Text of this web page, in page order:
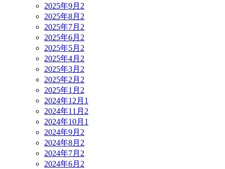
2025年9月 2
2025年8月 2
2025年7月 2
2025年6月 2
2025年5月 2
2025年4月 2
2025年3月 2
2025年2月 2
2025年1月 2
2024年12月 1
2024年11月 2
2024年10月 1
2024年9月 2
2024年8月 2
2024年7月 2
2024年6月 2